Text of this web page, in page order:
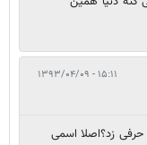
۱۵:۱۱ - ۱۳۹۳/۰۴/۰۹
زد؟اصلا اسمی